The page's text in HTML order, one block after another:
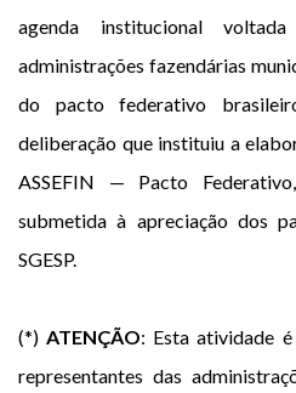
agenda institucional
administrações fazendárias
do pacto federativo
deliberação que instituiu a
ASSEFIN — Pacto
submetida à apreciação dos
SGESP.
(*)ATENÇÃO: Esta atividade
representantes das